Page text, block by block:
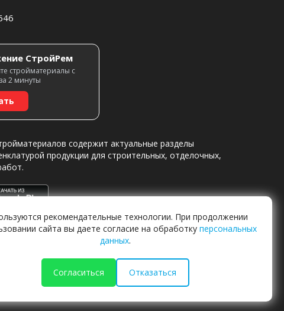
СтройРем
стройматериалы с
2 минуты
содержит актуальные разделы
продукции для строительных, отделочных,
рекомендательные технологии. При продолжении
сайта вы даете согласие на обработку персональных
данных.
Согласиться Отказаться